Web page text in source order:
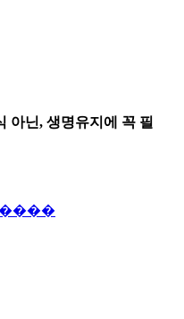
아닌, 생명유지에 꼭 필